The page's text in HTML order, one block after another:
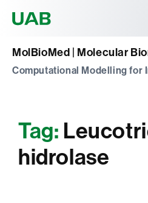
MolBioMed | Molecular
Computational Modelling for
Tag:
hidrolase